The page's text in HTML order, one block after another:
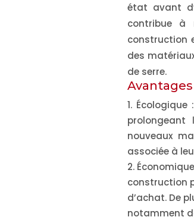
état avant
contribue à
construction
des
de serre.
Écologique:
nouveaux
associée à
Économique
construction
d’achat. De
notamment